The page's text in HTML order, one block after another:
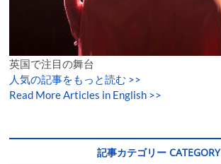
英国で注目の舞台
人気の記事をもっと読む >>
Read More Articles in English >>
記事カテゴリー CATEGORY